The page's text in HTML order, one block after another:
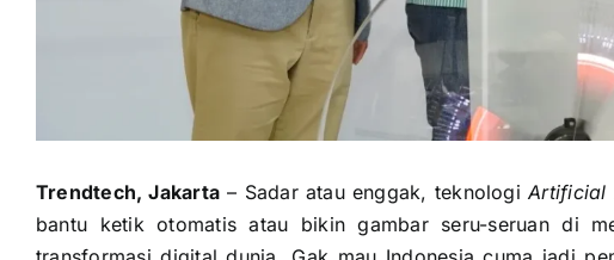
Trendtech, Jakarta – Sadar atau enggak, teknologiArtificial
bantu ketik otomatis atau bikin gambar seru-seruan di